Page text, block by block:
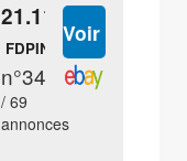
21.11 €
FDPIN
n°34
/ 69
annonces